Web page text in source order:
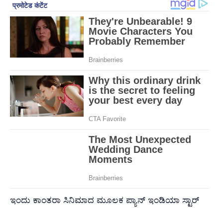
ಇಂದು ಕಾಂತರಾ ಸಿನಿಮಾದ ಮೂಲಕ ಪ್ಯಾನ್ ಇಂಡಿಯಾ ಸ್ಟಾರ್